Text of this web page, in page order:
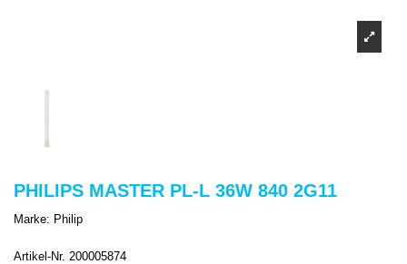
PHILIPS MASTER PL-L 36W 840 2G11
Marke: Philip
Artikel-Nr. 200005874